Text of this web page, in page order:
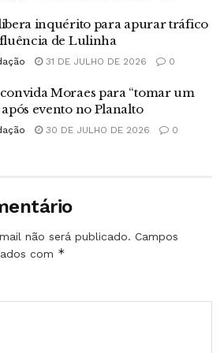
inquérito para apurar tráfico
de Lulinha
31 DE JULHO DE 2026 0
Moraes para “tomar um
após evento no Planalto
30 DE JULHO DE 2026 0
não será publicado. Campos
com *